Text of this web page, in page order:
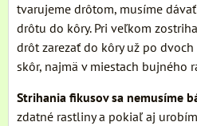
tvarujeme drôtom, musíme
drôtu do kôry. Pri veľkom
drôt zarezať do kôry už po
skôr, najmä v miestach bujného
Strihania fikusov sa nemusíme
zdatné rastliny a pokiaľ aj